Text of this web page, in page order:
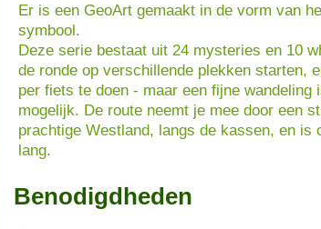
Er is een GeoArt gemaakt in de vorm van
symbool.
Deze serie bestaat uit 24 mysteries en 10
de ronde op verschillende plekken starten,
per fiets te doen - maar een fijne wandeling
mogelijk. De route neemt je mee door een
prachtige Westland, langs de kassen, en is
lang.
Benodigdheden